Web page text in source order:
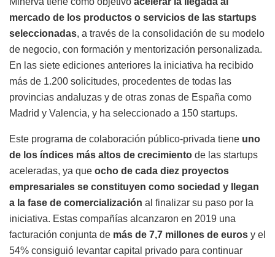
mercado de los productos o servicios de las startups
seleccionadas, a través de la consolidación de su modelo
de negocio, con formación y mentorización personalizada.
En las siete ediciones anteriores la iniciativa ha recibido
más de 1.200 solicitudes, procedentes de todas las
provincias andaluzas y de otras zonas de España como
Madrid y Valencia, y ha seleccionado a 150 startups.
Este programa de colaboración público-privada tiene uno
de los índices más altos de crecimiento de las startups
aceleradas, ya que ocho de cada diez proyectos
empresariales se constituyen como sociedad y llegan
a la fase de comercialización al finalizar su paso por la
iniciativa. Estas compañías alcanzaron en 2019 una
facturación conjunta de más de 7,7 millones de euros y el
54% consiguió levantar capital privado para continuar